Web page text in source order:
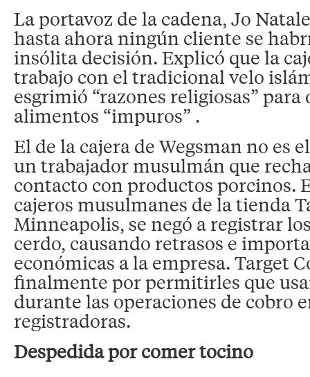
La portavoz de la cadena, Jo
hasta ahora ningún cliente se
insólita decisión. Explicó que la
trabajo con el tradicional velo
esgrimió “razones religiosas” para
alimentos “impuros” .
El de la cajera de Wegsman no es
un trabajador musulmán que
contacto con productos porcinos.
cajeros musulmanes de la tienda
Minneapolis, se negó a registrar
cerdo, causando retrasos e
económicas a la empresa. Target
finalmente por permitirles que
durante las operaciones de cobro
registradoras.
Despedida por comer tocino